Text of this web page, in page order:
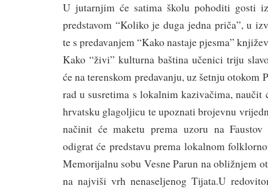
U jutarnjim će satima školu pohoditi gosti
predstavom “Koliko je duga jedna priča”, u
te s predavanjem “Kako nastaje pjesma”
Kako “živi” kulturna baština učenici triju
će na terenskom predavanju, uz šetnju otokom
rad u susretima s lokalnim kazivačima,
hrvatsku glagoljicu te upoznati brojevnu
načinit će maketu prema uzoru na Faustov
odigrat će predstavu prema lokalnom
Memorijalnu sobu Vesne Parun na obližnjem
na najviši vrh nenaseljenog Tijata.U